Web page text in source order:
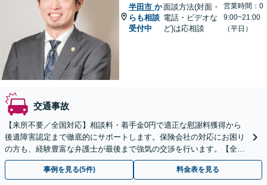
半田市 か
らも相談
受付中
面談方法(対面・
電話・ビデオな
ど)は応相談
営業時間：0
9:00~21:00
（平日）
交通事故
【来所不要／全国対応】相談料・着手金0円で適正な慰謝料獲得から
後遺障害認定まで徹底的にサポートします。保険会社の対応にお困り
の方も、経験豊富な弁護士が最後まで強気の交渉を行います。【全国
13拠点】お気軽にご相談ください。
事例を見る(5件) 料金表を見る